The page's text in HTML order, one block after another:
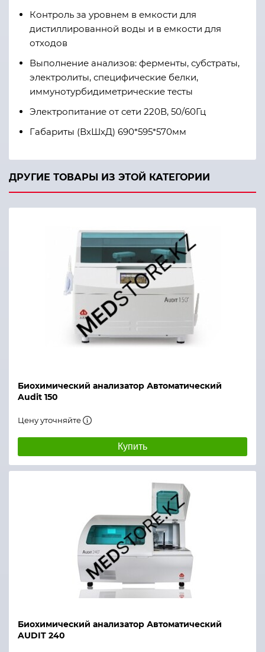
Контроль за уровнем в емкости для
дистиллированной воды и в емкости для
отходов
Выполнение анализов: ферменты, субстраты,
электролиты, специфические белки,
иммунотурбидиметрические тесты
Электропитание от сети 220В, 50/60Гц
Габариты (ВхШхД) 690*595*570мм
ДРУГИЕ ТОВАРЫ ИЗ ЭТОЙ КАТЕГОРИИ
Биохимический анализатор Автоматический
Audit 150
Цену уточняйте
Купить
Биохимический анализатор Автоматический
AUDIT 240